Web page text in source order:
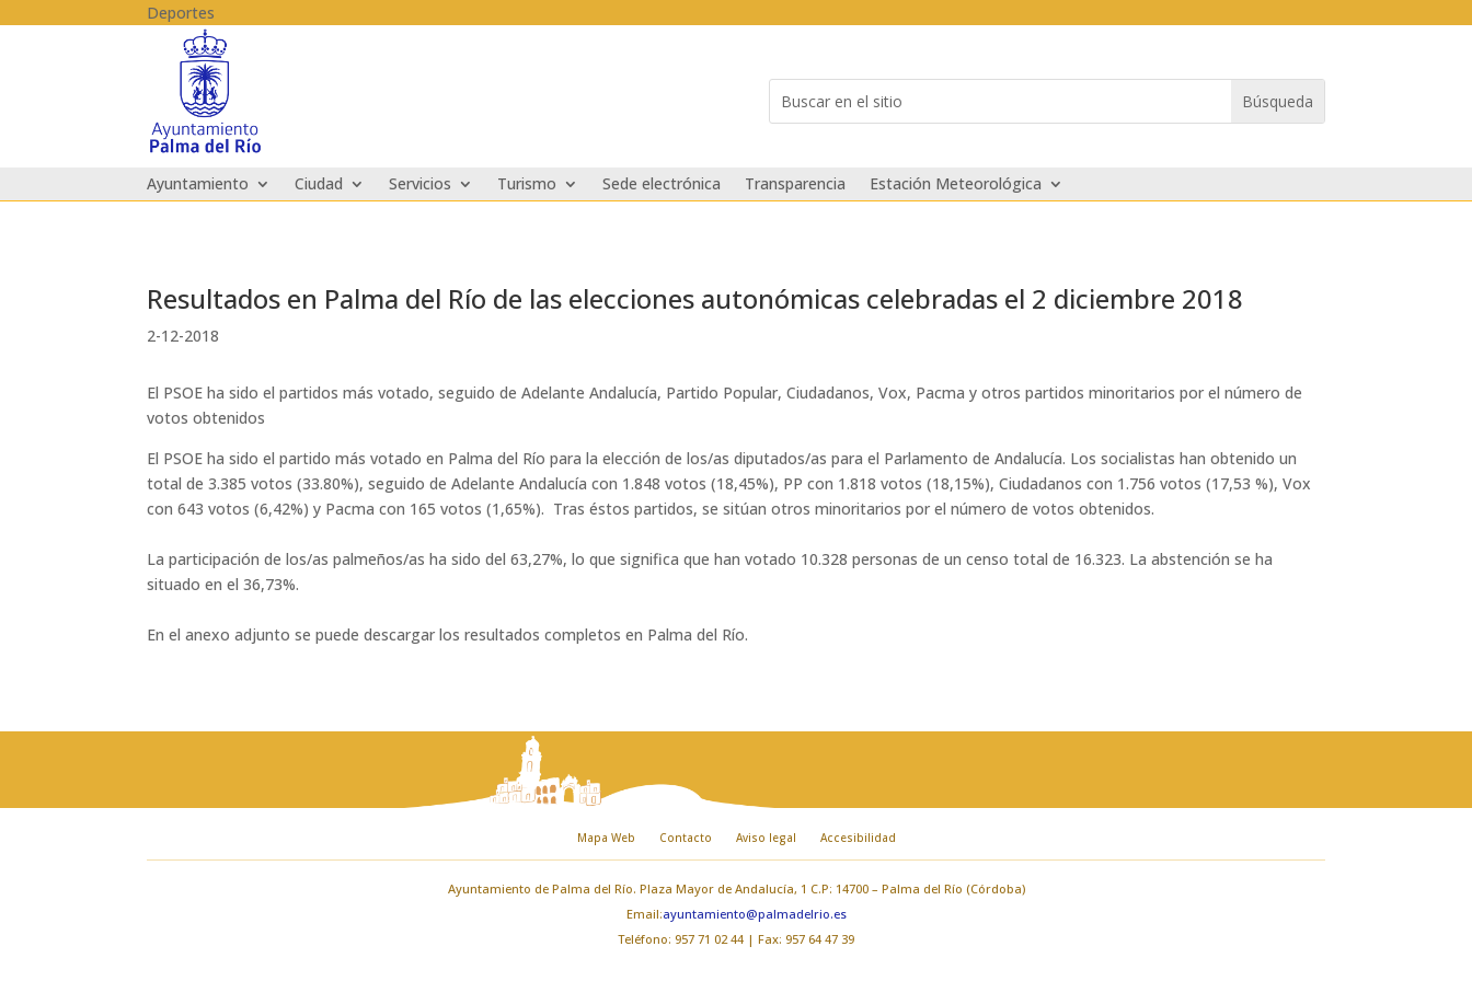
Deportes
for...
Ayuntamiento Ciudad Servicios Turismo Sede electrónica Transparencia Estación Meteorológica
Resultados en Palma del Río de las elecciones autonómicas celebradas el 2 diciembre 2018
2-12-2018
El PSOE ha sido el partidos más votado, seguido de Adelante Andalucía, Partido Popular, Ciudadanos, Vox, Pacma y otros partidos minoritarios por el número de
votos obtenidos
El PSOE ha sido el partido más votado en Palma del Río para la elección de los/as diputados/as para el Parlamento de Andalucía. Los socialistas han obtenido un
total de 3.385 votos (33.80%), seguido de Adelante Andalucía con 1.848 votos (18,45%), PP con 1.818 votos (18,15%), Ciudadanos con 1.756 votos (17,53 %), Vox
con 643 votos (6,42%) y Pacma con 165 votos (1,65%). Tras éstos partidos, se sitúan otros minoritarios por el número de votos obtenidos.
La participación de los/as palmeños/as ha sido del 63,27%, lo que significa que han votado 10.328 personas de un censo total de 16.323. La abstención se ha
situado en el 36,73%.
En el anexo adjunto se puede descargar los resultados completos en Palma del Río.
Mapa Web Contacto Aviso legal Accesibilidad
Ayuntamiento de Palma del Río. Plaza Mayor de Andalucía, 1 C.P: 14700 – Palma del Río (Córdoba)
Email:ayuntamiento@palmadelrio.es
Teléfono: 957 71 02 44 | Fax: 957 64 47 39